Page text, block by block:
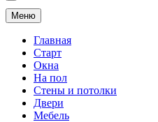
Меню
Главная
Старт
Окна
На пол
Стены и потолки
Двери
Мебель